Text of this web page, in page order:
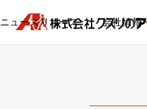
ニュースリリース 会社情報